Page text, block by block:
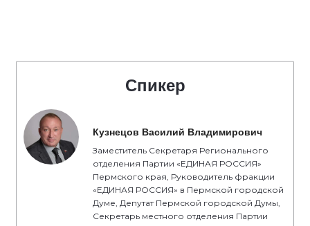
Спикер
Кузнецов Василий Владимирович
Заместитель Секретаря Регионального
отделения Партии «ЕДИНАЯ РОССИЯ»
Пермского края, Руководитель фракции
«ЕДИНАЯ РОССИЯ» в Пермской городской
Думе, Депутат Пермской городской Думы,
Секретарь местного отделения Партии